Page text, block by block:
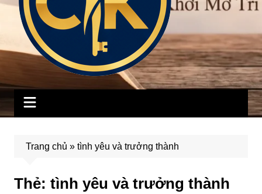
Trang chủ » tình yêu và trưởng thành
Thẻ: tình yêu và trưởng thành